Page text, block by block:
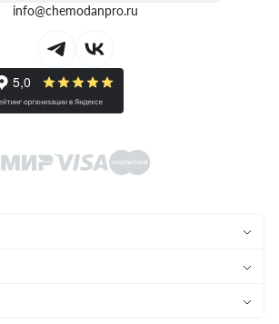
info@chemodanpro.ru